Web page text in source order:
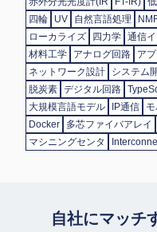
四輪
UV 自然言語処理
ローカライズ
四力学 通信
材料工学
アナログ回路 ア
ネットワーク設計
システム
脱炭素 デジタル回路
大規模言語モデル
IP通信
Docker
多芯ファイバアレイ
マシニングセンタ
自社にマッチ